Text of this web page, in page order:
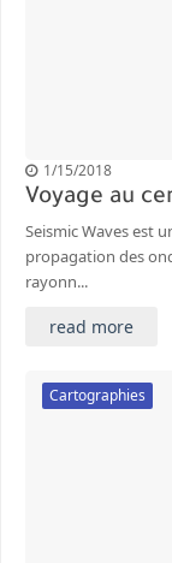
1/15/2018
Voyage au
Seismic Waves est
propagation des
rayonn...
read more
Cartographies